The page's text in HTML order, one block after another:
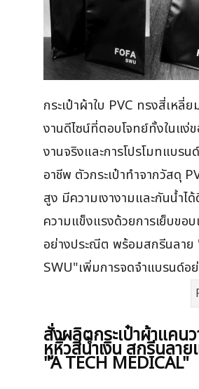
กระเป๋าผ้าใบ PVC ทรงสี่เหลี่
งานดีไซน์ที่ตอบโจทย์ทั้งในแง่ข
งานจริงและการโปรโมทแบรน
อาชีพ ตัวกระเป๋าทำจากวัสดุ
สูง มีความเงางามและกันน้ำไ
ความแข็งแรงด้วยการเย็บขอ
อย่างประณีต พร้อมสกรีนลาย
SWU"เพิ่มการจดจำแบรนด์อย่
สั่งผลิตกระเป๋าผ้าแคน
หูหิ้วสีน้ำเงิน สกรีนลา
"A TECH MEDICAL"